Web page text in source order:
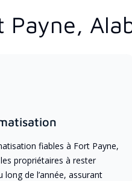
Payne,
fiables à Fort Payne,
propriétaires à rester
de l’année, assurant